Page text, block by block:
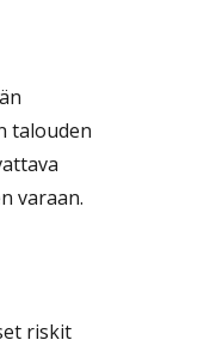
talouden
varaan.
riskit